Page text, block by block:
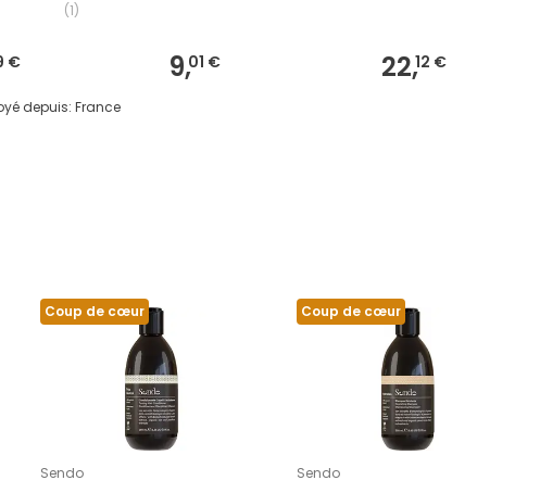
(1)
€
depuis: France
9,01 € 22,12 €
Coup de cœur
Sendo
Coup de cœur
Sendo